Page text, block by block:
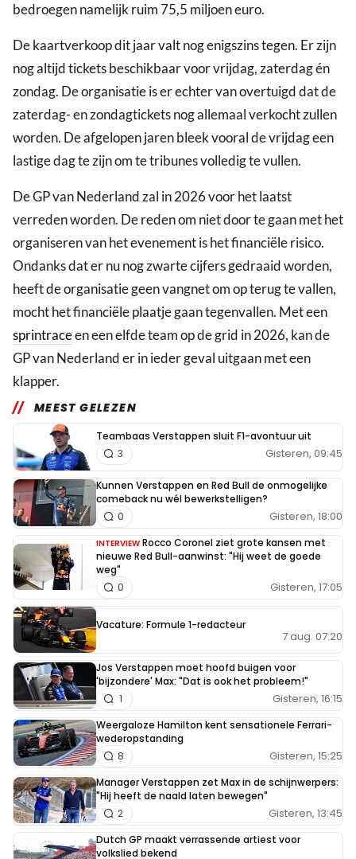
bedroegen namelijk ruim 75,5 miljoen euro.
De kaartverkoop dit jaar valt nog enigszins tegen. Er zijn
nog altijd tickets beschikbaar voor vrijdag, zaterdag én
zondag. De organisatie is er echter van overtuigd dat de
zaterdag- en zondagtickets nog allemaal verkocht zullen
worden. De afgelopen jaren bleek vooral de vrijdag een
lastige dag te zijn om te tribunes volledig te vullen.
De GP van Nederland zal in 2026 voor het laatst
verreden worden. De reden om niet door te gaan met het
organiseren van het evenement is het financiële risico.
Ondanks dat er nu nog zwarte cijfers gedraaid worden,
heeft de organisatie geen vangnet om op terug te vallen,
mocht het financiële plaatje gaan tegenvallen. Met een
sprintraceen een elfde team op de grid in 2026, kan de
GP van Nederland er in ieder geval uitgaan met een
klapper.
MEEST GELEZEN
Teambaas Verstappen sluit F1-avontuur uit
Gisteren, 09:45
3
Kunnen Verstappen en Red Bull de onmogelijke
comeback nu wél bewerkstelligen?
Gisteren, 18:00
0
INTERVIEW Rocco Coronel ziet grote kansen met
nieuwe Red Bull-aanwinst: "Hij weet de goede
weg"
Gisteren, 17:05
0
Vacature: Formule 1-redacteur
7 aug. 07:20
Jos Verstappen moet hoofd buigen voor
'bijzondere' Max: "Dat is ook het probleem!"
Gisteren, 16:15
1
Weergaloze Hamilton kent sensationele Ferrari-
wederopstanding
Gisteren, 15:25
8
Manager Verstappen zet Max in de schijnwerpers:
"Hij heeft de naald laten bewegen"
Gisteren, 13:45
2
Dutch GP maakt verrassende artiest voor
volkslied bekend